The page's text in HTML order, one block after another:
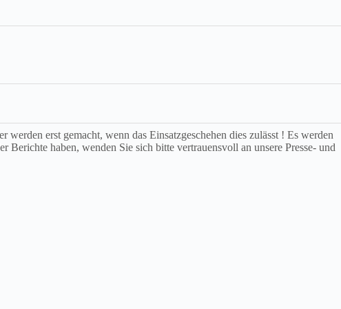
erst gemacht, wenn das Einsatzgeschehen dies zulässt ! Es werden
haben, wenden Sie sich bitte vertrauensvoll an unsere Presse- und